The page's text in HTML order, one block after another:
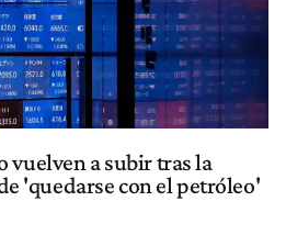
vuelven a subir tras la
'quedarse con el petróleo'